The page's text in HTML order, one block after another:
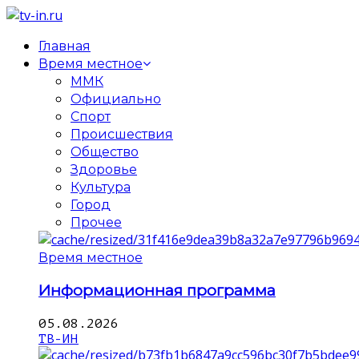
Главная
Время местное
ММК
Официально
Спорт
Происшествия
Общество
Здоровье
Культура
Город
Прочее
Время местное
Информационная программа
05.08.2026
ТВ-ИН